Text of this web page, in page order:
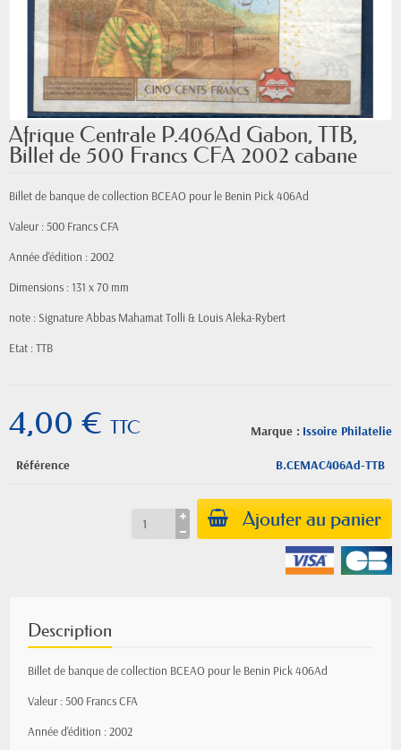
Afrique Centrale P.406Ad Gabon, TTB,
Billet de 500 Francs CFA 2002 cabane
Billet de banque de collection BCEAO pour le Benin Pick 406Ad
Valeur : 500 Francs CFA
Année d'édition : 2002
Dimensions : 131 x 70 mm
note : Signature Abbas Mahamat Tolli & Louis Aleka-Rybert
Etat : TTB
Marque : Issoire Philatelie
4,00 € TTC
Référence B.CEMAC406Ad-TTB
Ajouter au panier
Description
Billet de banque de collection BCEAO pour le Benin Pick 406Ad
Valeur : 500 Francs CFA
Année d'édition : 2002